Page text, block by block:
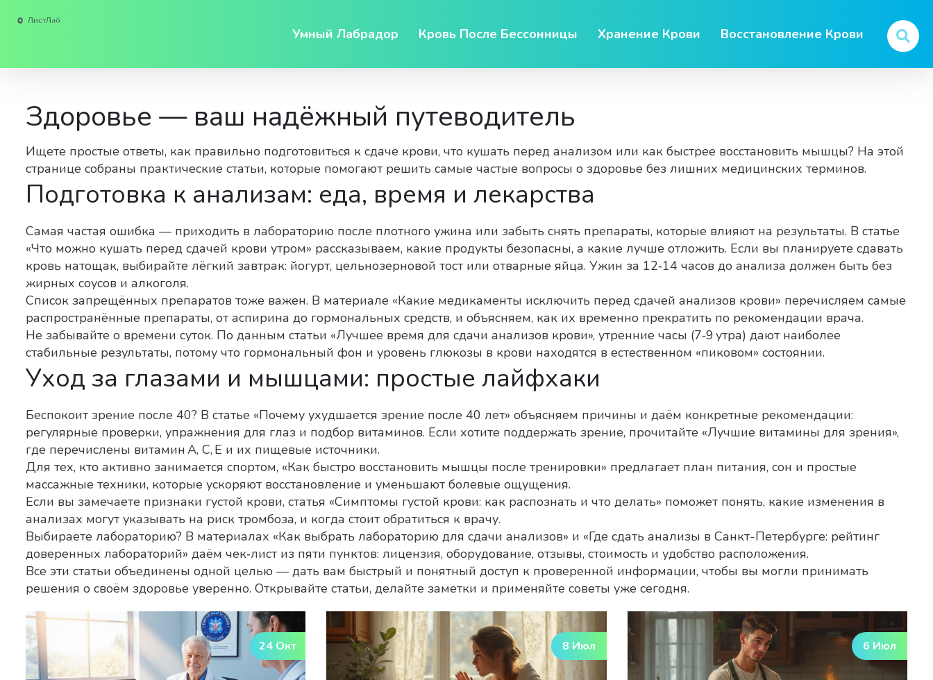
Умный Лабрадор Кровь После Бессонницы Хранение Крови Восстановление Крови
Здоровье — ваш надёжный путеводитель
Ищете простые ответы, как правильно подготовиться к сдаче крови, что кушать перед анализом или как быстрее восстановить мышцы? На этой
странице собраны практические статьи, которые помогают решить самые частые вопросы о здоровье без лишних медицинских терминов.
Подготовка к анализам: еда, время и лекарства
Самая частая ошибка — приходить в лабораторию после плотного ужина или забыть снять препараты, которые влияют на результаты. В статье
«Что можно кушать перед сдачей крови утром» рассказываем, какие продукты безопасны, а какие лучше отложить. Если вы планируете сдавать
кровь натощак, выбирайте лёгкий завтрак: йогурт, цельнозерновой тост или отварные яйца. Ужин за 12‑14 часов до анализа должен быть без
жирных соусов и алкоголя.
Список запрещённых препаратов тоже важен. В материалe «Какие медикаменты исключить перед сдачей анализов крови» перечисляем самые
распространённые препараты, от аспирина до гормональных средств, и объясняем, как их временно прекратить по рекомендации врача.
Не забывайте о времени суток. По данным статьи «Лучшее время для сдачи анализов крови», утренние часы (7‑9 утра) дают наиболее
стабильные результаты, потому что гормональный фон и уровень глюкозы в крови находятся в естественном «пиковом» состоянии.
Уход за глазами и мышцами: простые лайфхаки
Беспокоит зрение после 40? В статье «Почему ухудшается зрение после 40 лет» объясняем причины и даём конкретные рекомендации:
регулярные проверки, упражнения для глаз и подбор витаминов. Если хотите поддержать зрение, прочитайте «Лучшие витамины для зрения»,
где перечислены витамин А, С, Е и их пищевые источники.
Для тех, кто активно занимается спортом, «Как быстро восстановить мышцы после тренировки» предлагает план питания, сон и простые
массажные техники, которые ускоряют восстановление и уменьшают болевые ощущения.
Если вы замечаете признаки густой крови, статья «Симптомы густой крови: как распознать и что делать» поможет понять, какие изменения в
анализах могут указывать на риск тромбоза, и когда стоит обратиться к врачу.
Выбираете лабораторию? В материалах «Как выбрать лабораторию для сдачи анализов» и «Где сдать анализы в Санкт-Петербурге: рейтинг
доверенных лабораторий» даём чек‑лист из пяти пунктов: лицензия, оборудование, отзывы, стоимость и удобство расположения.
Все эти статьи объединены одной целью — дать вам быстрый и понятный доступ к проверенной информации, чтобы вы могли принимать
решения о своём здоровье уверенно. Открывайте статьи, делайте заметки и применяйте советы уже сегодня.
24 Окт 8 Июл 6 Июл